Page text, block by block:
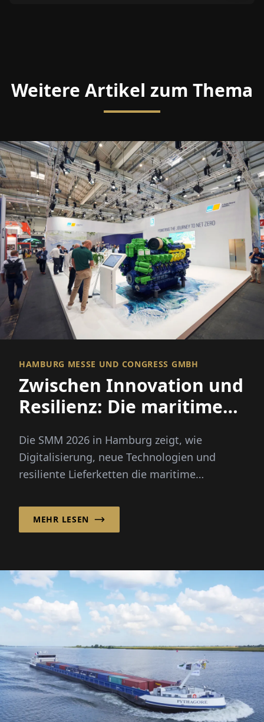
Weitere Artikel zum Thema
HAMBURG MESSE UND CONGRESS GMBH
Zwischen Innovation und
Resilienz: Die maritime
Weichen neu
Die SMM 2026 in Hamburg zeigt, wie
Digitalisierung, neue Technologien und
resiliente Lieferketten die maritime
MEHR LESEN